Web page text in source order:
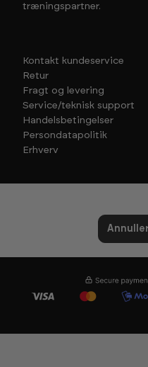
træningspartner.
Kontakt kundeservice
Retur
Fragt og levering
Service/teknisk support
Handelsbetingelser
Persondatapolitik
Erhverv